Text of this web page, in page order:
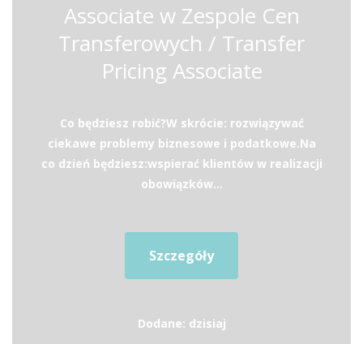
Associate w Zespole Cen
Transferowych / Transfer
Pricing Associate
Co będziesz robić?W skrócie: rozwiązywać
ciekawe problemy biznesowe i podatkowe.Na
co dzień będziesz:wspierać klientów w realizacji
obowiązków...
Szczegóły
Dodane: dzisiaj